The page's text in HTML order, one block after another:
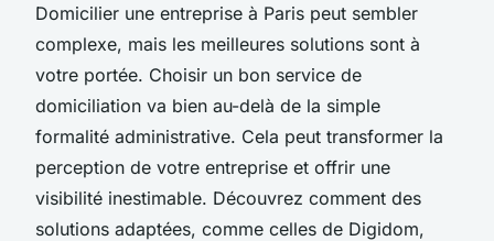
Domicilier une entreprise à Paris peut sembler
complexe, mais les meilleures solutions sont à
votre portée. Choisir un bon service de
domiciliation va bien au-delà de la simple
formalité administrative. Cela peut transformer la
perception de votre entreprise et offrir une
visibilité inestimable. Découvrez comment des
solutions adaptées, comme celles de Digidom,